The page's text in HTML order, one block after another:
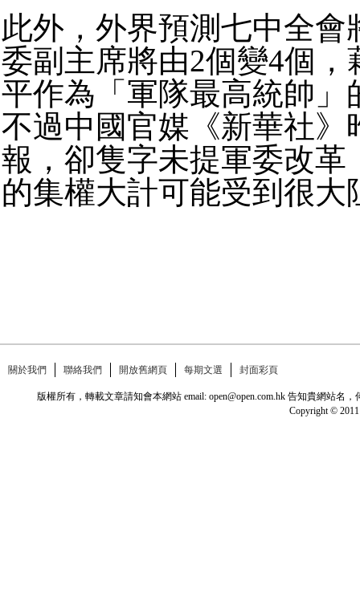
此外，外界預測七中全會
委副主席將由2個變4個，
平作為「軍隊最高統帥」
不過中國官媒《新華社》
報，卻隻字未提軍委改革
的集權大計可能受到很大
關於我們 聯絡我們 開放舊網頁 每期文選 封面彩頁
版權所有，轉載文章請知會本網站 email: open@open.com.hk 告知貴網站
Copyright © 2011